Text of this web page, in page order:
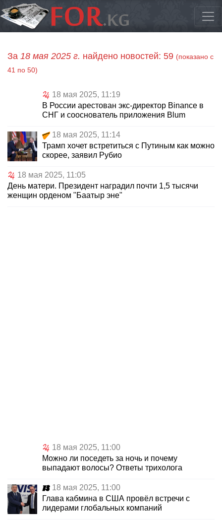
За 18 мая 2025 г. найдено новостей: 59 (показано с
41 по 50)
18 мая 2025, 11:19
В России арестован экс-директор Binance в
СНГ и сооснователь приложения Blum
18 мая 2025, 11:14
Трамп хочет встретиться с Путиным как можно
скорее, заявил Рубио
18 мая 2025, 11:05
День матери. Президент наградил почти 1,5 тысячи
женщин орденом "Баатыр эне"
18 мая 2025, 11:00
Можно ли поседеть за ночь и почему
выпадают волосы? Ответы трихолога
18 мая 2025, 11:00
Глава кабмина в США провёл встречи с
лидерами глобальных компаний